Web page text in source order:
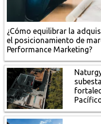
¿Cómo equilibrar la
el posicionamiento de
Performance Marketing?